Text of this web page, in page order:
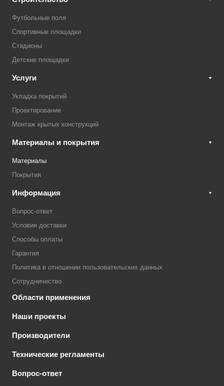
Футбольные поля
Спортивные площадки
Стадионы
Детские площадки
Услуги
Укладка покрытий
Проектирование
Монтаж крытых конструкций
Материалы и покрытия
Материалы
Покрытия
Информация
Вопрос-ответ
Условия доставки
Способы оплаты
Гарантия
Политика в отношении пользовательских данных
Сотрудничество
Области применения
Наши проекты
Производители
Технические регламенты
Вопрос-ответ